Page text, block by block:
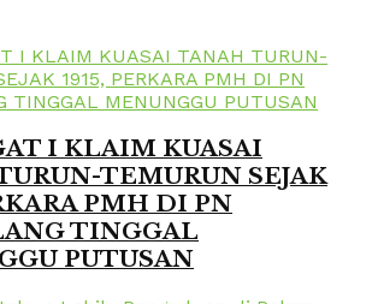
I KLAIM KUASAI
TEMURUN SEJAK
PMH DI PN
TINGGAL
PUTUSAN